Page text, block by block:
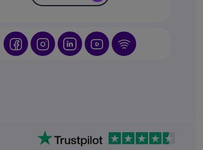
Icon IconIcon Icon Icon